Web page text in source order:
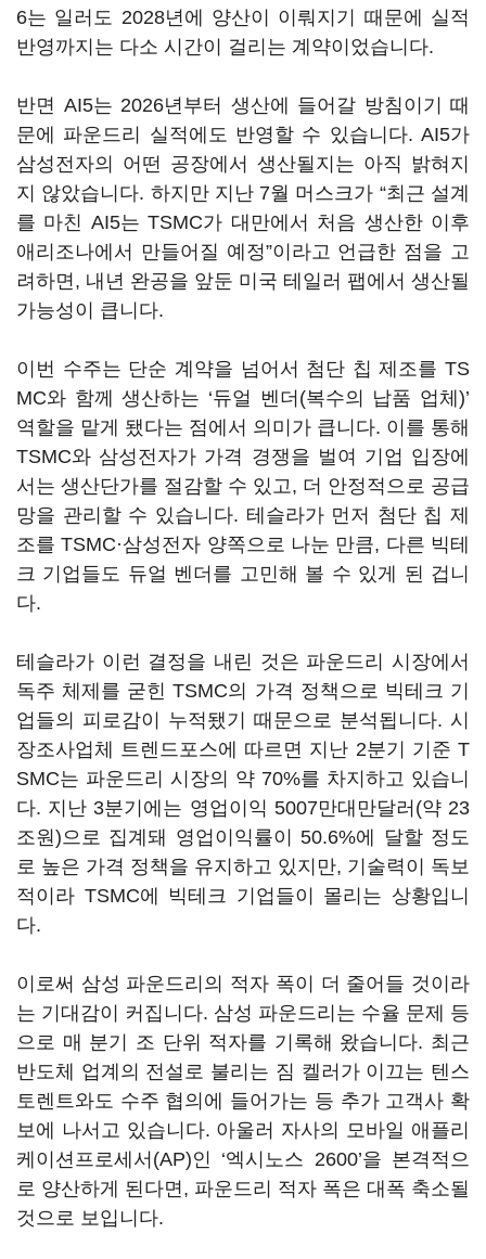
6는 일러도 2028년에 양산이 이뤄지기 때문에 실적
반영까지는 다소 시간이 걸리는 계약이었습니다.
반면 AI5는 2026년부터 생산에 들어갈 방침이기 때
문에 파운드리 실적에도 반영할 수 있습니다. AI5가
삼성전자의 어떤 공장에서 생산될지는 아직 밝혀지
지 않았습니다. 하지만 지난 7월 머스크가 “최근 설계
를 마친 AI5는 TSMC가 대만에서 처음 생산한 이후
애리조나에서 만들어질 예정”이라고 언급한 점을 고
려하면, 내년 완공을 앞둔 미국 테일러 팹에서 생산될
가능성이 큽니다.
이번 수주는 단순 계약을 넘어서 첨단 칩 제조를 TS
MC와 함께 생산하는 ‘듀얼 벤더(복수의 납품 업체)’
역할을 맡게 됐다는 점에서 의미가 큽니다. 이를 통해
TSMC와 삼성전자가 가격 경쟁을 벌여 기업 입장에
서는 생산단가를 절감할 수 있고, 더 안정적으로 공급
망을 관리할 수 있습니다. 테슬라가 먼저 첨단 칩 제
조를 TSMC·삼성전자 양쪽으로 나눈 만큼, 다른 빅테
크 기업들도 듀얼 벤더를 고민해 볼 수 있게 된 겁니
다.
테슬라가 이런 결정을 내린 것은 파운드리 시장에서
독주 체제를 굳힌 TSMC의 가격 정책으로 빅테크 기
업들의 피로감이 누적됐기 때문으로 분석됩니다. 시
장조사업체 트렌드포스에 따르면 지난 2분기 기준 T
SMC는 파운드리 시장의 약 70%를 차지하고 있습니
다. 지난 3분기에는 영업이익 5007만대만달러(약 23
조원)으로 집계돼 영업이익률이 50.6%에 달할 정도
로 높은 가격 정책을 유지하고 있지만, 기술력이 독보
적이라 TSMC에 빅테크 기업들이 몰리는 상황입니
다.
이로써 삼성 파운드리의 적자 폭이 더 줄어들 것이라
는 기대감이 커집니다. 삼성 파운드리는 수율 문제 등
으로 매 분기 조 단위 적자를 기록해 왔습니다. 최근
반도체 업계의 전설로 불리는 짐 켈러가 이끄는 텐스
토렌트와도 수주 협의에 들어가는 등 추가 고객사 확
보에 나서고 있습니다. 아울러 자사의 모바일 애플리
케이션프로세서(AP)인 ‘엑시노스 2600’을 본격적으
로 양산하게 된다면, 파운드리 적자 폭은 대폭 축소될
것으로 보입니다.